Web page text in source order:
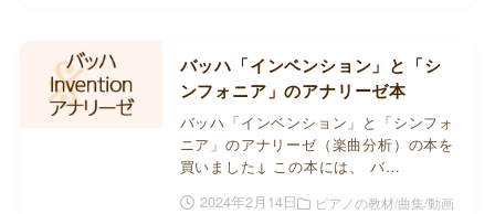
バッハ「インベンション」と「シ
ンフォニア」のアナリーゼ本
バッハ「インベンション」と「シンフォ
ニア」のアナリーゼ（楽曲分析）の本を
買いました↓ この本には、 バ…
2024年2月14日
ピアノの教材/曲集/動画